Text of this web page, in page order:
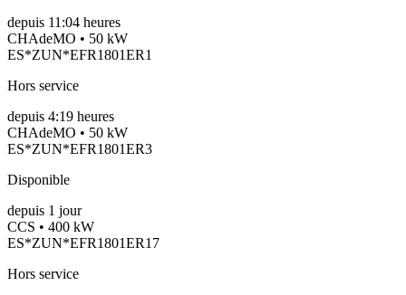
depuis 11:04 heures
CHAdeMO • 50 kW
ES*ZUN*EFR1801ER1
Hors service
depuis 4:19 heures
CHAdeMO • 50 kW
ES*ZUN*EFR1801ER3
Disponible
depuis 1 jour
CCS • 400 kW
ES*ZUN*EFR1801ER17
Hors service